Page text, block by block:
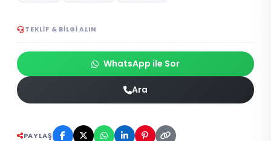
TEKLIF & BILGI ALIN
WhatsApp ile Sor
Ara
PAYLAŞ